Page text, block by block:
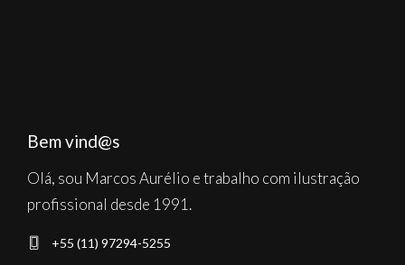
Bem vind@s
Olá, sou Marcos Aurélio e trabalho com ilustração
profissional desde 1991.
+55 (11) 97294-5255